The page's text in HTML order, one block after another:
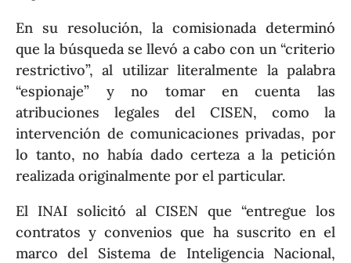
En su resolución, la comisionada determinó
que la búsqueda se llevó a cabo con un “criterio
restrictivo”, al utilizar literalmente la palabra
“espionaje” y no tomar en cuenta las
atribuciones legales del CISEN, como la
intervención de comunicaciones privadas, por
lo tanto, no había dado certeza a la petición
realizada originalmente por el particular.
El INAI solicitó al CISEN que “entregue los
contratos y convenios que ha suscrito en el
marco del Sistema de Inteligencia Nacional,